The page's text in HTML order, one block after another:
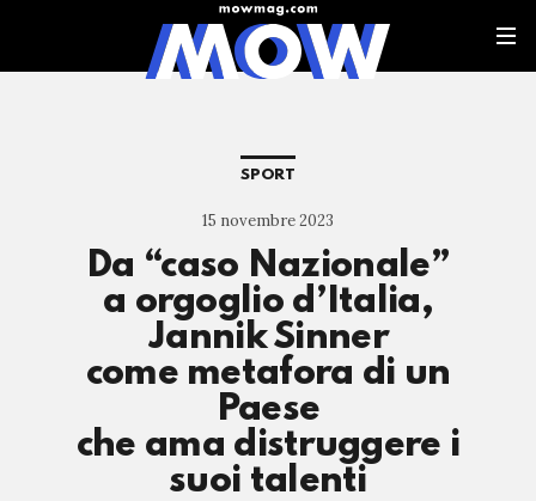
SPORT
15 novembre 2023
Da “caso Nazionale”
a orgoglio d’Italia,
Jannik Sinner
come metafora di un
Paese
che ama distruggere i
suoi talenti